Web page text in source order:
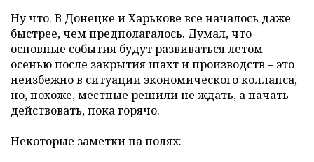
Ну что. В Донецке и Харькове все началось даже
быстрее, чем предполагалось. Думал, что
основные события будут развиваться летом-
осенью после закрытия шахт и производств – это
неизбежно в ситуации экономического коллапса,
но, похоже, местные решили не ждать, а начать
действовать, пока горячо.
Некоторые заметки на полях: